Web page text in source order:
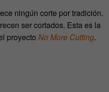
ningún corte por tradición.
ser cortados. Esta es la
proyecto No More Cutting.